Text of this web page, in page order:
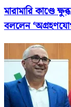
মারামারি কাণ্ডে
বললেন